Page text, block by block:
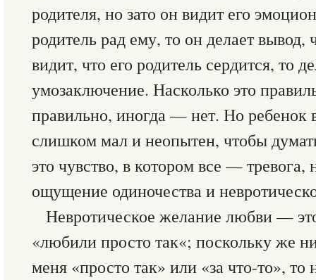
родителя, но зато он видит его
родитель рад ему, то он делает
видит, что его родитель сердится, то
умозаключение. Насколько это
правильно, иногда — нет. Но ребенок
слишком мал и неопытен, чтобы
это чувство, в котором все — тревога,
ощущение одиночества и
Невротическое желание любви —
«любили просто так«; поскольку же
меня «просто так» или «за что-то»,